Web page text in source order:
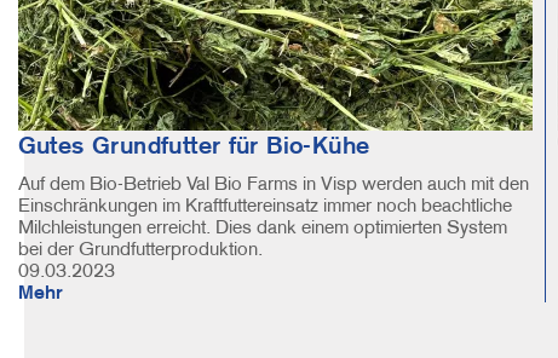
Gutes Grundfutter für Bio-Kühe
Auf dem Bio-Betrieb Val Bio Farms in Visp werden auch mit den
Einschränkungen im Kraftfuttereinsatz immer noch beachtliche
Milchleistungen erreicht. Dies dank einem optimierten System
bei der Grundfutterproduktion.
09.03.2023
Mehr